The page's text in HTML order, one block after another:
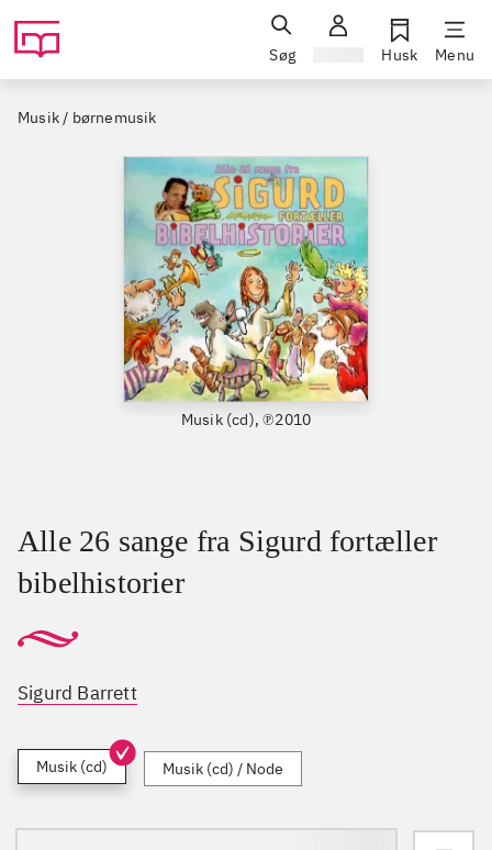
Søg Husk Menu
Musik / børnemusik
Musik (cd), ℗2010
Alle 26 sange fra Sigurd fortæller
bibelhistorier
Sigurd Barrett
Musik (cd) Musik (cd) / Node